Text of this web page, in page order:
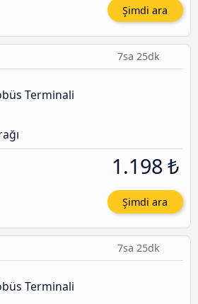
Şimdi ara
7sa 25dk
Terminali
1.198 ₺
Şimdi ara
7sa 25dk
Terminali